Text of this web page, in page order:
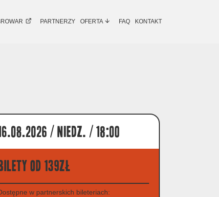
PARTNERZY OFERTA FAQ KONTAKT
/ niedz. / 18:00
Bilety od 139zł
w partnerskich bileteriach: